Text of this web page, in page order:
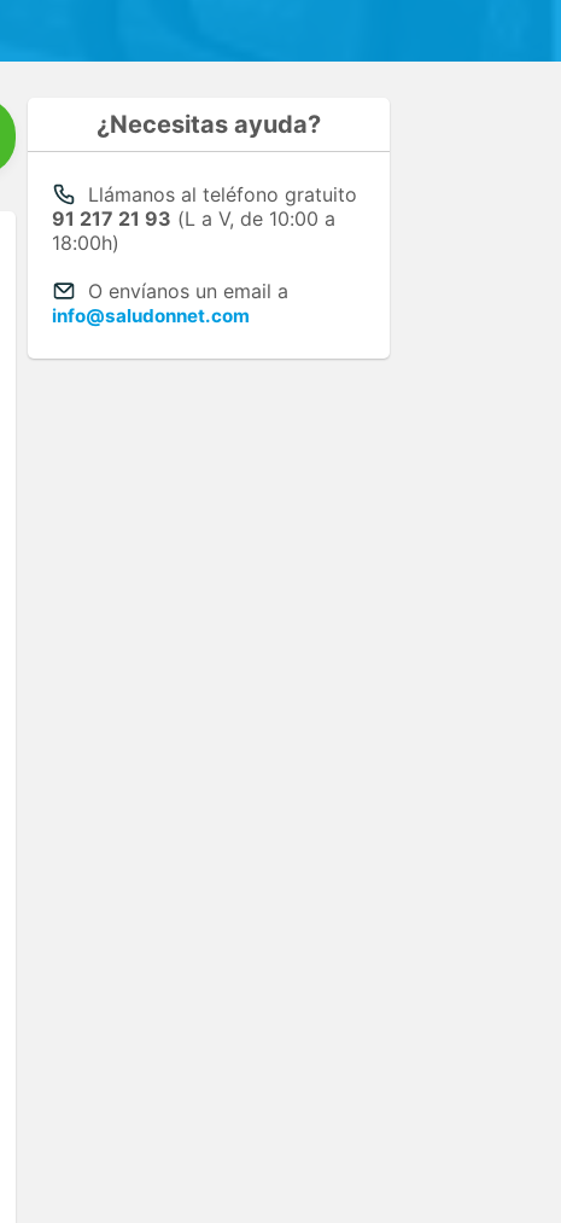
¿Necesitas ayuda?
Llámanos al teléfono gratuito
91 217 21 93 (L a V, de 10:00 a
18:00h)
O envíanos un email a
info@saludonnet.com